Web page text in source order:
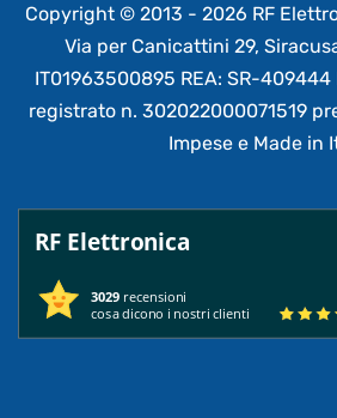
Copyright © 2013 - 2026 RF
Via per Canicattini 29,
IT01963500895 REA: SR-409444
registrato n. 302022000071519
Impese e Made in
RF Elettronica
3029 recensioni
cosa dicono i nostri clienti